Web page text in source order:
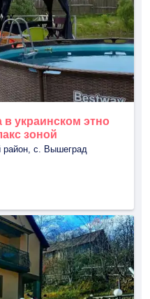
в украинском этно
зоной
район, с. Вышеград